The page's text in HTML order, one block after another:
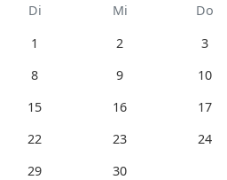
Di Mi Do
1 2 3
8 9 10
15 16 17
22 23 24
29
30